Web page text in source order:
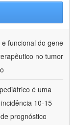
funcional do gene
no tumor
é uma
10-15
prognóstico